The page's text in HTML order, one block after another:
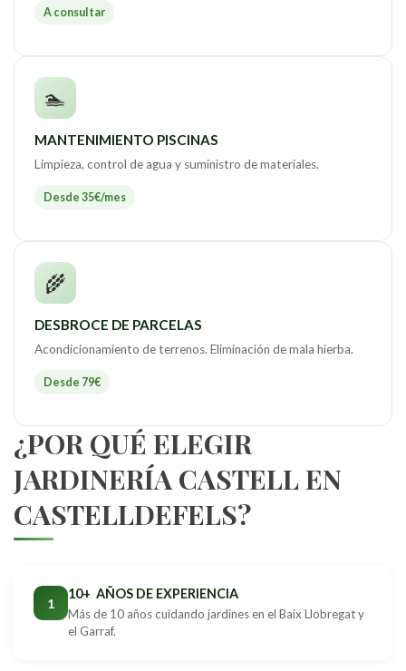
A consultar
🏊
MANTENIMIENTO PISCINAS
Limpieza, control de agua y suministro de materiales.
Desde 35€/mes
🌾
DESBROCE DE PARCELAS
Acondicionamiento de terrenos. Eliminación de mala hierba.
Desde 79€
¿POR QUÉ ELEGIR
JARDINERÍA CASTELL EN
CASTELLDEFELS?
1
10+ AÑOS DE EXPERIENCIA
Más de 10 años cuidando jardines en el Baix Llobregat y
el Garraf.